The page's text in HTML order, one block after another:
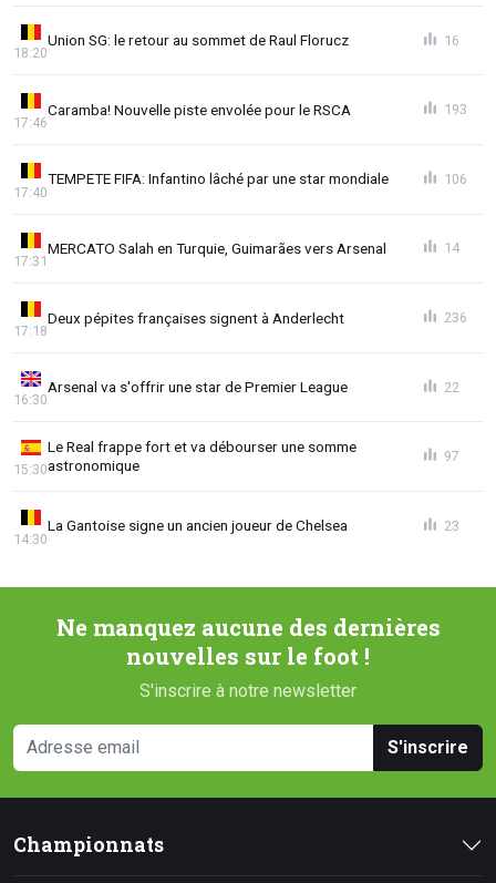
Union SG: le retour au sommet de Raul Florucz
18:20
16
Caramba! Nouvelle piste envolée pour le RSCA
17:46
193
TEMPETE FIFA: Infantino lâché par une star mondiale
17:40
106
MERCATO Salah en Turquie, Guimarães vers Arsenal
17:31
14
Deux pépites françaises signent à Anderlecht
17:18
236
Arsenal va s'offrir une star de Premier League
16:30
22
Le Real frappe fort et va débourser une somme
astronomique
15:30
97
La Gantoise signe un ancien joueur de Chelsea
14:30
23
Ne manquez aucune des dernières
nouvelles sur le foot !
S'inscrire à notre newsletter
S'inscrire
Championnats